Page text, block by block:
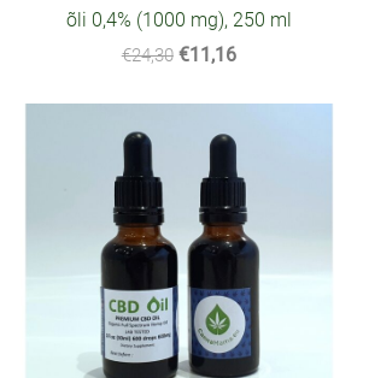
õli 0,4% (1000 mg), 250 ml
€24,30 €11,16